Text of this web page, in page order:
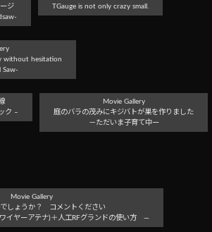
ジ
TGauge is not only crazy small.
without hesitation
Saw-
ク –
Movie Gallery
庭のバラの茂みにキジバトが巣を作りました
－ただいま子育て中ー
Movie Gallery
でしょうか？ コメントください
イヤーアテナ)＋人工RFグランドの使い方 ―